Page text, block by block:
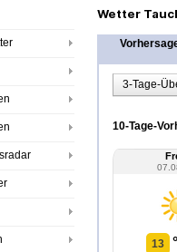
Wetter
3-Tage-
10-Tage-
13 °